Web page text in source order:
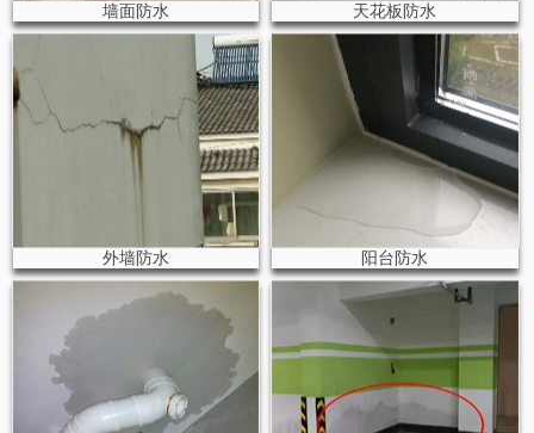
墙面防水 天花板防水
外墙防水 阳台防水